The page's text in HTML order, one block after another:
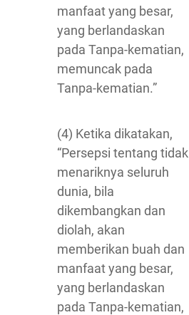
manfaat yang besar,
yang berlandaskan
pada Tanpa-kematian,
memuncak pada
Tanpa-kematian.”
(4) Ketika dikatakan,
“Persepsi tentang tidak
menariknya seluruh
dunia, bila
dikembangkan dan
diolah, akan
memberikan buah dan
manfaat yang besar,
yang berlandaskan
pada Tanpa-kematian,